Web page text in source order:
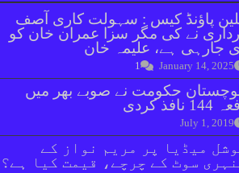
پاؤنڈ کیس : سہولت کاری آصف
نے کی مگر سزا عمران خان کو
جارہی ہے، علیمہ خان
January 14, 2025
1
حکومت نے صوبے بھر میں
نافذ کردی
July 1, 2019
میڈیا پر مریم نواز کے
سوٹ کے چرچے، قیمت کیا ہے؟